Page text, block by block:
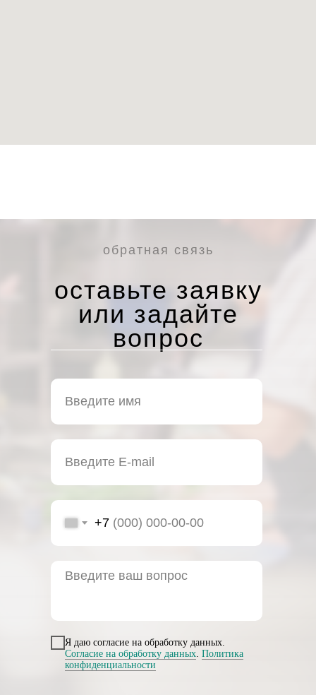
+7
Я даю согласие на обработку данных.
Согласие на обработку данных Политика
конфиденциальности
оставьте заявку
или задайте
вопрос
обратная связь